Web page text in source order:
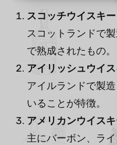
スコッチウイスキー
スコットランドで
で熟成されたもの。
アイリッシュウイ
アイルランドで製
いることが特徴。
アメリカンウイス
主にバーボン、ラ